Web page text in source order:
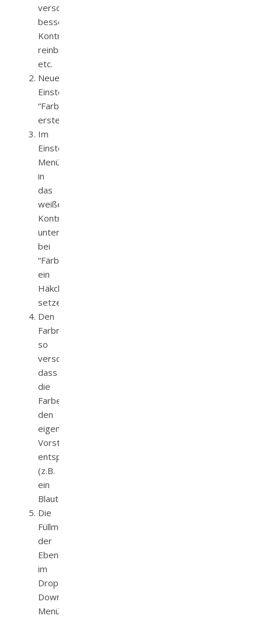
verschönern,
besseren
Kontrast
reinbringen,
etc.
Neue
Einstellungsebene
“Farbton/Sättigung”
erstellen
Im
Einstellungsebenen-
Menü
in
das
weiße
Kontrollkästen
unten
bei
“Färben”
ein
Häkchen
setzen
Den
Farbregler
so
verschieben,
dass
die
Farbe
den
eigenen
Vorstellungen
entspricht
(z.B.
ein
Blauton)
Die
Füllmethode
der
Ebene
im
Drop-
Down-
Menü